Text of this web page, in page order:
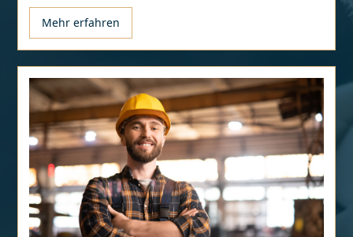
Mehr erfahren